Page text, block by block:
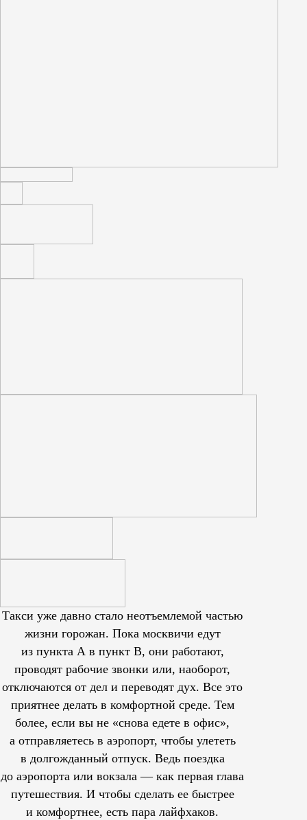
Такси уже давно стало неотъемлемой частью
жизни горожан. Пока москвичи едут
из пункта А в пункт В, они работают,
проводят рабочие звонки или, наоборот,
отключаются от дел и переводят дух. Все это
приятнее делать в комфортной среде. Тем
более, если вы не «снова едете в офис»,
а отправляетесь в аэропорт, чтобы улететь
в долгожданный отпуск. Ведь поездка
до аэропорта или вокзала — как первая глава
путешествия. И чтобы сделать ее быстрее
и комфортнее, есть пара лайфхаков.